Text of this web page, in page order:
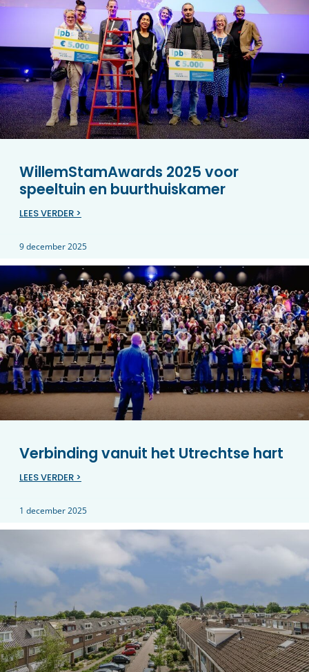
WillemStamAwards 2025 voor
speeltuin en buurthuiskamer
LEES VERDER >
9 december 2025
Verbinding vanuit het Utrechtse hart
LEES VERDER >
1 december 2025